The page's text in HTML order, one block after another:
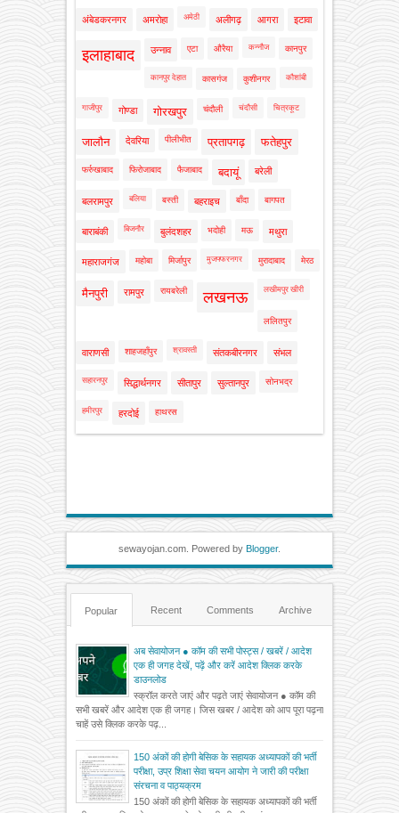
अंबेडकरनगर अमरोहा अमेठी अलीगढ़ आगरा इटावा
इलाहाबाद उन्नाव एटा औरैया कन्नौज कानपुर
कानपुर देहात कासगंज कुशीनगर कौशांबी
गाजीपुर गोण्डा गोरखपुर चंदौली चंदौसी चित्रकूट
जालौन देवरिया पीलीभीत प्रतापगढ़ फतेहपुर
फर्रुखाबाद फिरोजाबाद फैजाबाद बदायूं बरेली
बलरामपुर बलिया बस्ती बहराइच बाँदा बागपत
बाराबंकी बिजनौर बुलंदशहर भदोही मऊ मथुरा
महाराजगंज महोबा मिर्जापुर मुजफ्फरनगर मुरादाबाद मेरठ
मैनपुरी रामपुर रायबरेली लखनऊ लखीमपुर खीरी
ललितपुर
वाराणसी शाहजहाँपुर श्रावस्ती संतकबीरनगर संभल
सहारनपुर सिद्धार्थनगर सीतापुर सुल्तानपुर सोनभद्र
हमीरपुर हरदोई हाथरस
sewayojan.com. Powered by Blogger.
Popular Recent Comments Archive
अब सेवायोजन ● कॉम की सभी पोस्ट्स / खबरें / आदेश
एक ही जगह देखें, पढ़ें और करें आदेश क्लिक करके
डाउनलोड
स्क्रॉल करते जाएं और पढ़ते जाएं सेवायोजन ● कॉम की
सभी खबरें और आदेश एक ही जगह। जिस खबर / आदेश को आप पूरा पढ़ना
चाहें उसे क्लिक करके पढ़...
150 अंकों की होगी बेसिक के सहायक अध्यापकों की भर्ती
परीक्षा, उप्र शिक्षा सेवा चयन आयोग ने जारी की परीक्षा
संरचना व पाठ्यक्रम
150 अंकों की होगी बेसिक के सहायक अध्यापकों की भर्ती